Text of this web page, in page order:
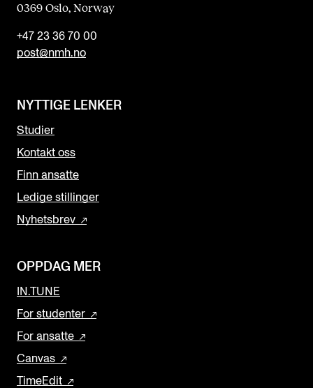
0369 Oslo, Norway
+47 23 36 70 00
post@nmh.no
NYTTIGE LENKER
Studier
Kontakt oss
Finn ansatte
Ledige stillinger
Nyhetsbrev
OPPDAG MER
IN.TUNE
For studenter
For ansatte
Canvas
TimeEdit